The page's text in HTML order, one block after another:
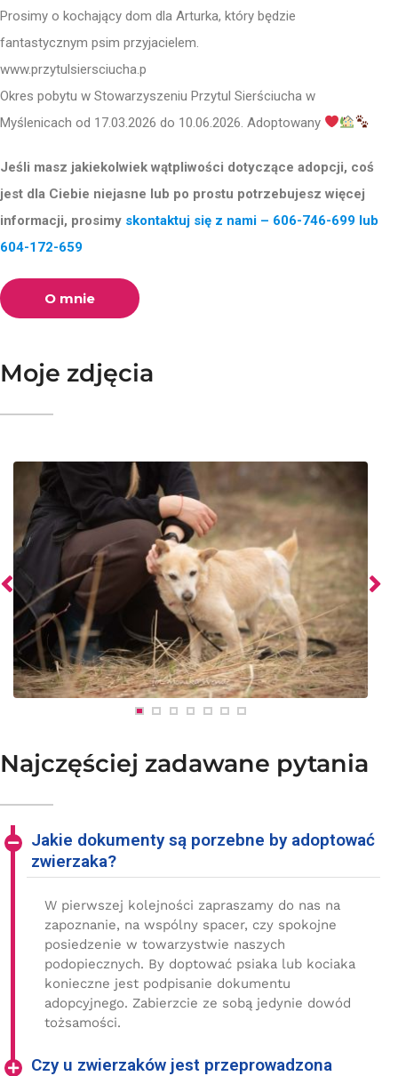
Prosimy o kochający dom dla Arturka, który będzie
fantastycznym psim przyjacielem.
www.przytulsiersciucha.p
Okres pobytu w Stowarzyszeniu Przytul Sierściucha w
Myślenicach od 17.03.2026 do 10.06.2026. Adoptowany
Jeśli masz jakiekolwiek wątpliwości dotyczące adopcji, coś
jest dla Ciebie niejasne lub po prostu potrzebujesz więcej
informacji, prosimy skontaktuj się z nami – 606-746-699 lub
604-172-659
O mnie
Moje zdjęcia
Najczęściej zadawane pytania
Jakie dokumenty są porzebne by adoptować
zwierzaka?
W pierwszej kolejności zapraszamy do nas na
zapoznanie, na wspólny spacer, czy spokojne
posiedzenie w towarzystwie naszych
podopiecznych. By doptować psiaka lub kociaka
konieczne jest podpisanie dokumentu
adopcyjnego. Zabierzcie ze sobą jedynie dowód
tożsamości.
Czy u zwierzaków jest przeprowadzona